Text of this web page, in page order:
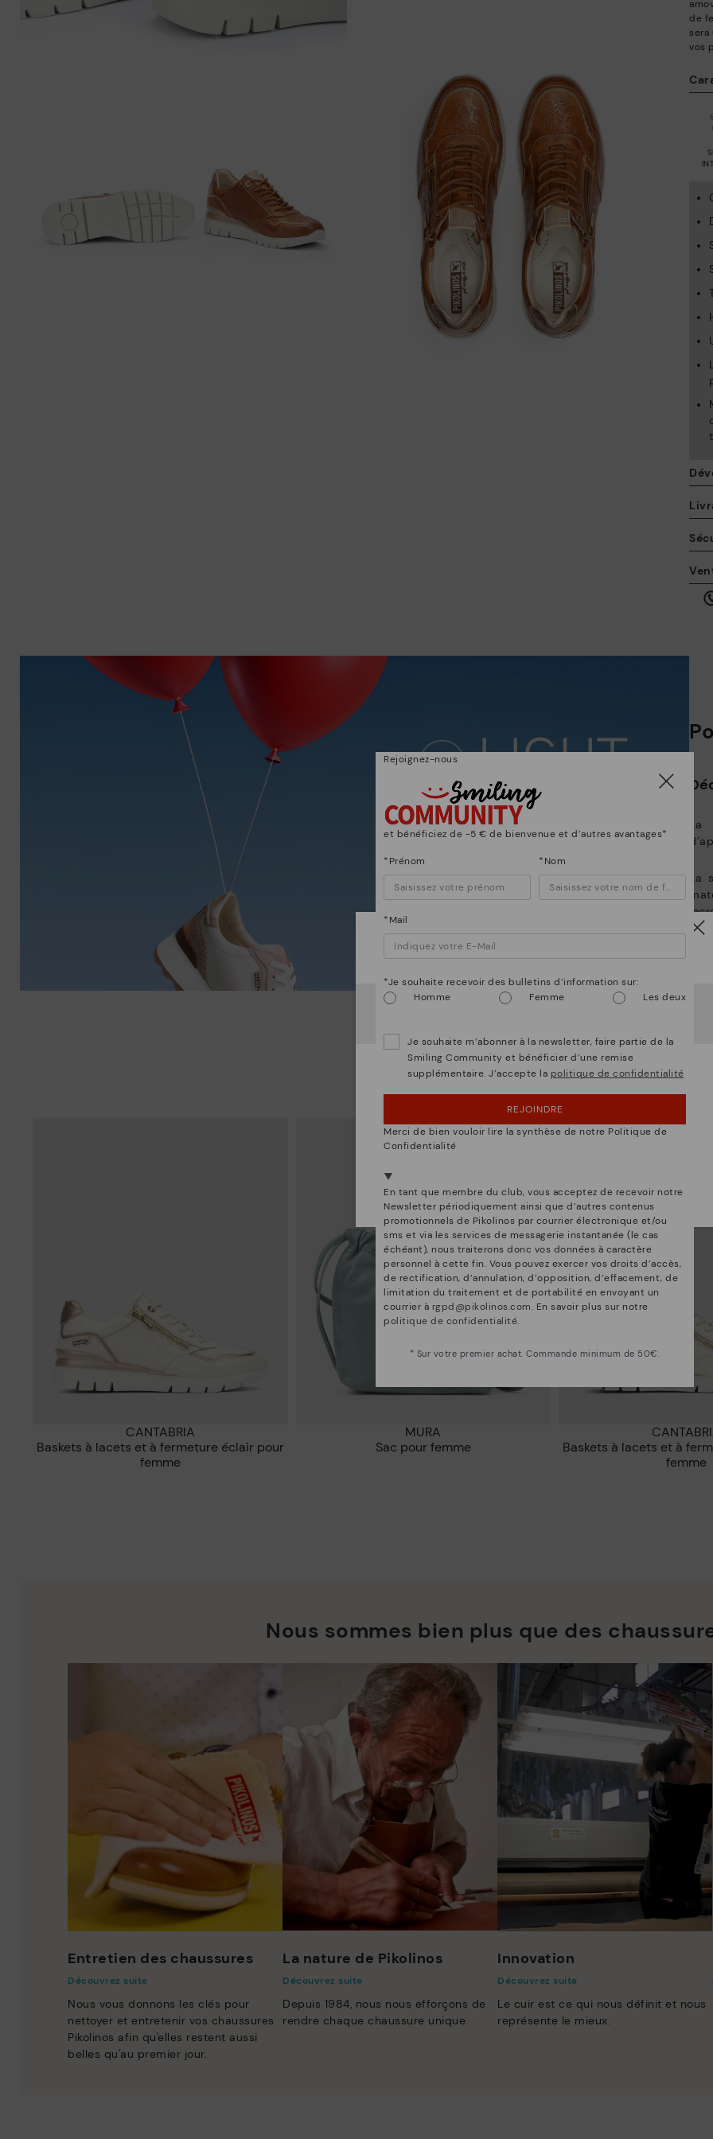
de
vos
La
La
et
Complete o visual:
CANTABRIA
Baskets à lacets et à fermeture éclair pour
femme
MURA
Sac pour femme
Baskets à lacets et à fermeture éclair pour
femme
Nous sommes bien plus que des
Entretien des chaussures
Découvrez suite
Nous vous donnons les clés pour
nettoyer et entretenir vos chaussures
Pikolinos afin qu'elles restent aussi
belles qu'au premier jour.
La nature de Pikolinos
Découvrez suite
Depuis 1984, nous nous efforçons de
rendre chaque chaussure unique.
Innovation
Découvrez suite
Le cuir est ce qui nous définit et nous
représente le mieux.
Attention !
Il semble que vous êtes en États-Unis
et vous allez
OUPS... JE ME SUIS TROMPÉ, JE VEUX RESTER
NON, JE VEUX ALLER SUR LE SITE WEB DU
LUXEMBOURG
Sélectionnez la vôtreici.
Rejoignez-nous
et bénéficiez de -5 € de bienvenue et d’autres avantages*
*Prénom *Nom
*Mail
*Je souhaite recevoir des bulletins d’information sur:
Homme
Femme Les deux
Je souhaite m’abonner à la newsletter, faire partie de la
Smiling Community et bénéficier d’une remise
supplémentaire. J’accepte la politique de confidentialité
REJOINDRE
Merci de bien vouloir lire la synthèse de notre Politique de
Confidentialité
En tant que membre du club, vous acceptez de recevoir notre
Newsletter périodiquement ainsi que d’autres contenus
promotionnels de Pikolinos par courrier électronique et/ou
sms et via les services de messagerie instantanée (le cas
échéant), nous traiterons donc vos données à caractère
personnel à cette fin. Vous pouvez exercer vos droits d’accès,
de rectification, d’annulation, d’opposition, d’effacement, de
limitation du traitement et de portabilité en envoyant un
courrier à rgpd@pikolinos.com. En savoir plus sur notre
politique de confidentialité.
* Sur votre premier achat. Commande minimum de 50€.